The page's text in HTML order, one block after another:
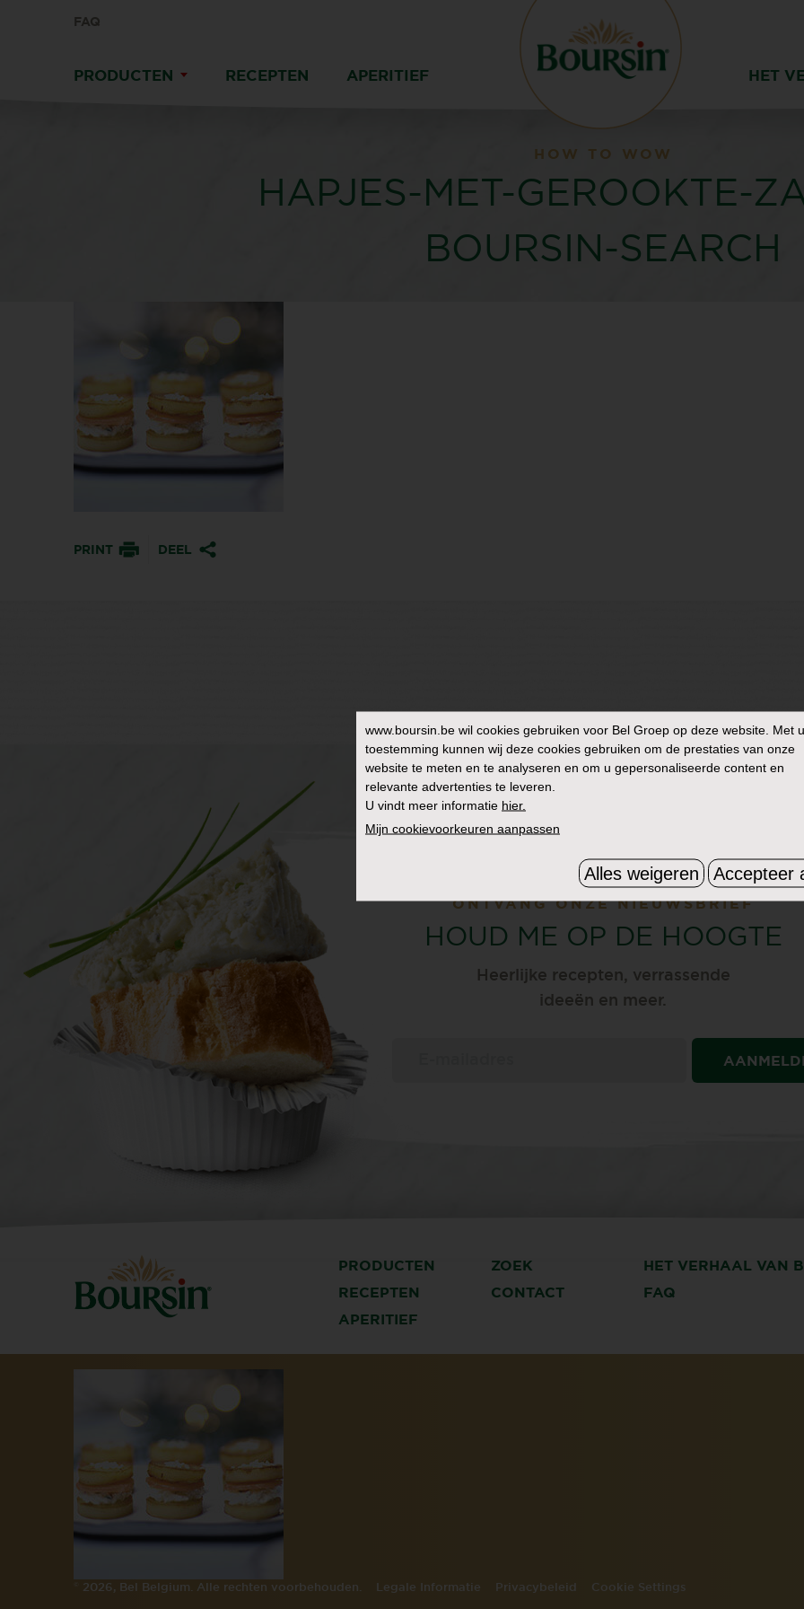
FAQ
PRODUCTEN RECEPTEN APERITIEF HET
HOW TO WOW
HAPJES-MET-GEROOKTE-
BOURSIN-SEARCH
PRINT DEEL
ONTVANG ONZE NIEUWSBRIEF
HOUD ME OP DE HOOGTE
Heerlijke recepten, verrassende
ideeën en meer.
PRODUCTEN ZOEK
HET VERHAAL VAN
RECEPTEN
CONTACT
FAQ
APERITIEF
2026, Bel Belgium. Alle rechten voorbehouden. Legale Informatie Privacybeleid Cookie Settings
www.boursin.be wil cookies gebruiken voor Bel Groep op deze website. Met
toestemming kunnen wij deze cookies gebruiken om de prestaties van onze
website te meten en te analyseren en om u gepersonaliseerde content en
relevante advertenties te leveren.
U vindt meer informatie hier.
Mijn cookievoorkeuren aanpassen
Alles weigeren Accepteer